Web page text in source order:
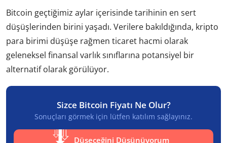
Bitcoin geçtiğimiz aylar içerisinde tarihinin en sert
düşüşlerinden birini yaşadı. Verilere bakıldığında, kripto
para birimi düşüşe rağmen ticaret hacmi olarak
geleneksel finansal varlık sınıflarına potansiyel bir
alternatif olarak görülüyor.
Sizce Bitcoin Fiyatı Ne Olur?
Sonuçları görmek için lütfen katılım sağlayınız.
Düşeceğini Düşünüyorum